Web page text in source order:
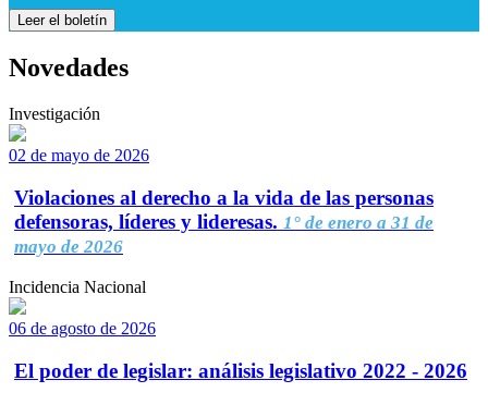
Leer el boletín
Novedades
Investigación
02 de mayo de 2026
Violaciones al derecho a la vida de las personas
defensoras, líderes y lideresas. 1° de enero a 31 de
mayo de 2026
Incidencia Nacional
06 de agosto de 2026
El poder de legislar: análisis legislativo 2022 - 2026